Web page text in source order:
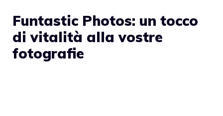
Funtastic Photos: un tocco
di vitalità alla vostre
fotografie